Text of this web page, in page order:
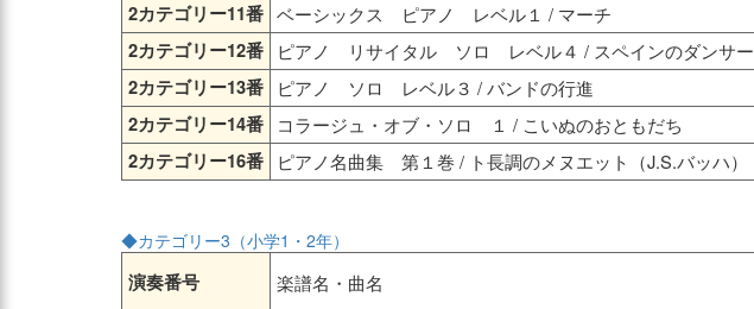
2カテゴリー11番 ベーシックス ピアノ レベル１ / マーチ
2カテゴリー12番
ピアノ リサイタル ソロ レベル４ / スペインのダンサー
2カテゴリー13番
ピアノ ソロ レベル３ / バンドの行進
2カテゴリー14番
コラージュ・オブ・ソロ １ / こいぬのおともだち
2カテゴリー16番
ピアノ名曲集 第１巻 / ト長調のメヌエット（J.S.バッハ）
◆カテゴリー3（小学1・2年）
演奏番号 楽譜名・曲名